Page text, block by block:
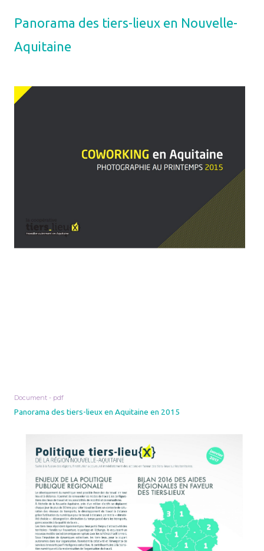
Panorama des tiers-lieux en Nouvelle-
Aquitaine
Document - pdf
Panorama des tiers-lieux en Aquitaine en 2015